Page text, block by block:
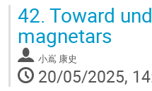
42. Toward
magnetars
小嶌 康史
20/05/2025,